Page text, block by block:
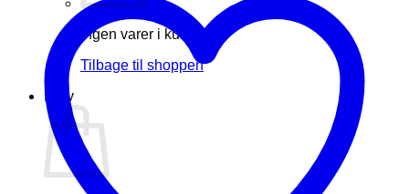
Ingen varer i kurven.
Tilbage til shoppen
Kurv